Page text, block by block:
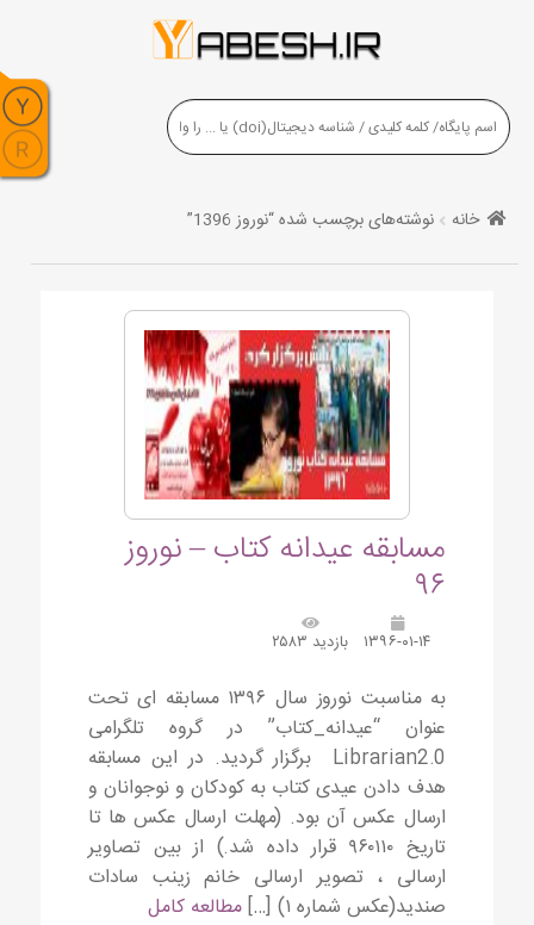
خانه نوشته‌های برچسب شده “نوروز 1396”
مسابقه عیدانه کتاب – نوروز
۹۶
۱۳۹۶-۰۱-۱۴ بازدید ۲۵۸۳
به مناسبت نوروز سال ۱۳۹۶ مسابقه ای تحت
عنوان “عیدانه_کتاب” در گروه تلگرامی
Librarian2.0 برگزار گردید. در این مسابقه
هدف دادن عیدی کتاب به کودکان و نوجوانان و
ارسال عکس آن بود. (مهلت ارسال عکس ها تا
تاریخ ۹۶۰۱۱۰ قرار داده شد.) از بین تصاویر
ارسالی ، تصویر ارسالی خانم زینب سادات
صندید(عکس شماره ۱) […]
مطالعه کامل